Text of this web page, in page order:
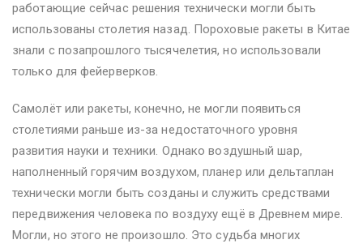
работающие сейчас решения технически могли быть
использованы столетия назад. Пороховые ракеты в Китае
знали с позапрошлого тысячелетия, но использовали
только для фейерверков.
Самолёт или ракеты, конечно, не могли появиться
столетиями раньше из-за недостаточного уровня
развития науки и техники. Однако воздушный шар,
наполненный горячим воздухом, планер или дельтаплан
технически могли быть созданы и служить средствами
передвижения человека по воздуху ещё в Древнем мире.
Могли, но этого не произошло. Это судьба многих